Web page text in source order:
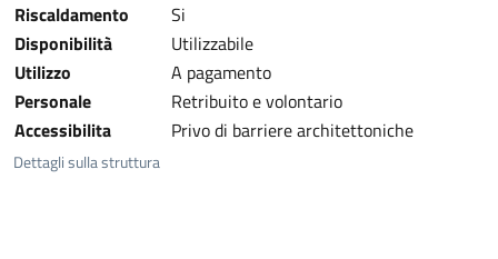
Dettagli sulla struttura
Riscaldamento
Si
Disponibilità
Utilizzabile
Utilizzo
A pagamento
Personale
Retribuito e volontario
Accessibilita
Privo di barriere architettoniche